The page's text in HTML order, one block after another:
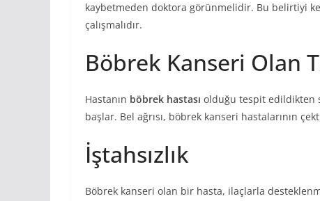
kaybetmeden doktora görünmelidir. Bu belirtiyi
çalışmalıdır.
Böbrek Kanseri Olan
Hastanın böbrek hastası olduğu tespit edildikten
başlar. Bel ağrısı, böbrek kanseri hastalarının
İştahsızlık
Böbrek kanseri olan bir hasta, ilaçlarla